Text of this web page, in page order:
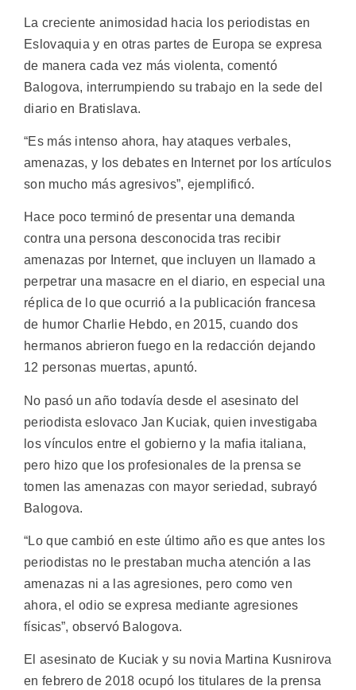
La creciente animosidad hacia los periodistas en
Eslovaquia y en otras partes de Europa se expresa
de manera cada vez más violenta, comentó
Balogova, interrumpiendo su trabajo en la sede del
diario en Bratislava.
“Es más intenso ahora, hay ataques verbales,
amenazas, y los debates en Internet por los artículos
son mucho más agresivos”, ejemplificó.
Hace poco terminó de presentar una demanda
contra una persona desconocida tras recibir
amenazas por Internet, que incluyen un llamado a
perpetrar una masacre en el diario, en especial una
réplica de lo que ocurrió a la publicación francesa
de humor Charlie Hebdo, en 2015, cuando dos
hermanos abrieron fuego en la redacción dejando
12 personas muertas, apuntó.
No pasó un año todavía desde el asesinato del
periodista eslovaco Jan Kuciak, quien investigaba
los vínculos entre el gobierno y la mafia italiana,
pero hizo que los profesionales de la prensa se
tomen las amenazas con mayor seriedad, subrayó
Balogova.
“Lo que cambió en este último año es que antes los
periodistas no le prestaban mucha atención a las
amenazas ni a las agresiones, pero como ven
ahora, el odio se expresa mediante agresiones
físicas”, observó Balogova.
El asesinato de Kuciak y su novia Martina Kusnirova
en febrero de 2018 ocupó los titulares de la prensa